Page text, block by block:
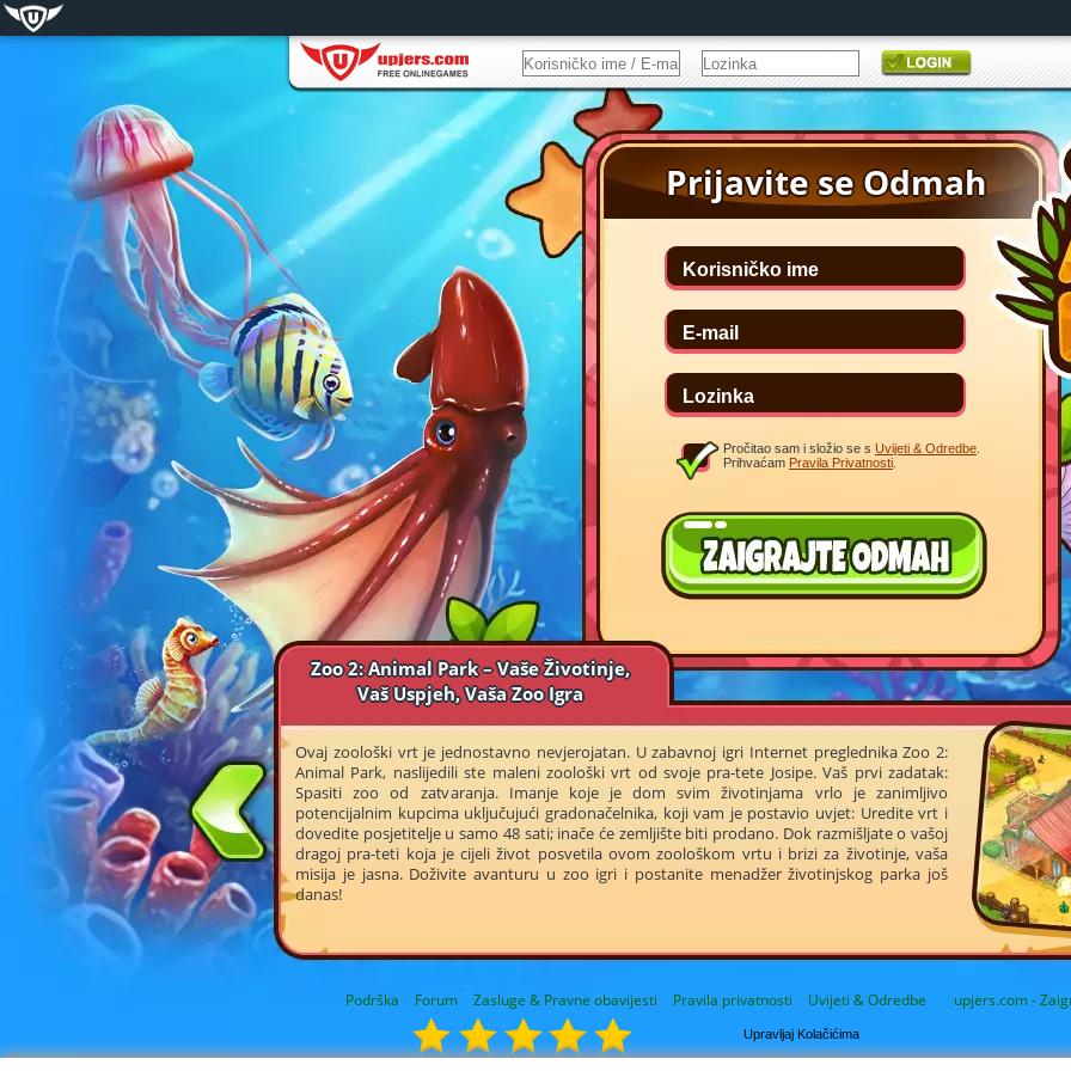
Podrška Forum Zasluge & Pravne obavijesti Pravila privatnosti Uvijeti & Odredbe upjers.com -
Upravljaj Kolačićima
Zoo 2: Animal Park – Vaše Životinje,
Vaš Uspjeh, Vaša Zoo Igra
Ovaj zoološki vrt je jednostavno nevjerojatan. U zabavnoj igri Internet preglednika Zoo 2:
Animal Park, naslijedili ste maleni zoološki vrt od svoje pra-tete Josipe. Vaš prvi zadatak:
Spasiti zoo od zatvaranja. Imanje koje je dom svim životinjama vrlo je zanimljivo
potencijalnim kupcima uključujući gradonačelnika, koji vam je postavio uvjet: Uredite vrt i
dovedite posjetitelje u samo 48 sati; inače će zemljište biti prodano. Dok razmišljate o vašoj
dragoj pra-teti koja je cijeli život posvetila ovom zoološkom vrtu i brizi za životinje, vaša
misija je jasna. Doživite avanturu u zoo igri i postanite menadžer životinjskog parka još
danas!
Pročitao sam i složio se s Uvijeti & Odredbe
Prihvaćam Pravila Privatnosti